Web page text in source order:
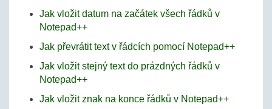
Jak vložit datum na začátek všech řádků v
Notepad++
Jak převrátit text v řádcích pomocí Notepad++
Jak vložit stejný text do prázdných řádků v
Notepad++
Jak vložit znak na konce řádků v Notepad++